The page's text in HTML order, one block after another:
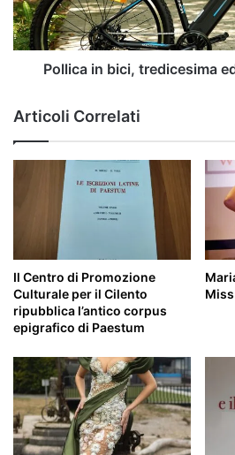
Turismo
Archeologico
14/10/23
Pollica in bici, tredicesima
Articoli Correlati
Il Centro di Promozione
Culturale per il Cilento
ripubblica l’antico corpus
epigrafico di Paestum